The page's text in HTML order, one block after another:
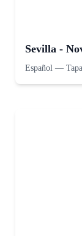
Sevilla -
Español —